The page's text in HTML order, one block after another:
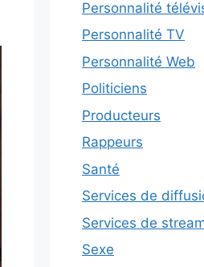
Personnalité
Personnalité TV
Personnalité Web
Politiciens
Producteurs
Rappeurs
Santé
Services de
Services de
Sexe